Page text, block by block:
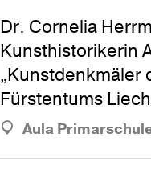
Dr. Cornelia
Kunsthistorikerin
„Kunstdenkmäler
Fürstentums
Aula